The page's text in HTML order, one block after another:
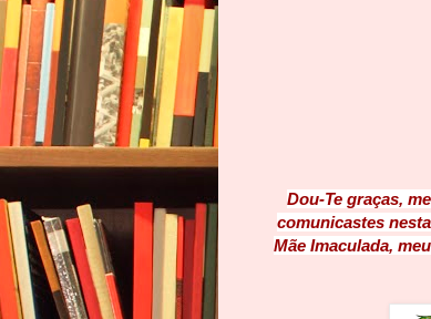
Dou-Te graças,
comunicastes
Mãe Imaculada,